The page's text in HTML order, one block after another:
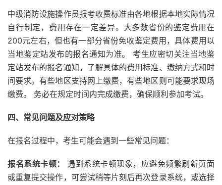
中级消防设施操作员报考收费标准由各地根据本地实际情况
自行制定，费用存在一定差异。大多数省份的鉴定费用在
200元左右，但也有一部分省份免收鉴定费用，具体费用以
当地鉴定站发布的报名通知为准。 考生应密切关注当地鉴
定站发布的报名通知，了解具体的费用标准、缴纳方式和时
间要求。有些地区支持网上缴费，有些地区则可能要求现场
缴费。 务必在规定时间内完成缴费，确保顺利参加考试。
四、常见问题及应对策略
在报名过程中，考生可能会遇到一些常见问题：
报名系统卡顿：
遇到系统卡顿现象，应避免频繁刷新页面
或重复提交操作，可尝试稍等片刻后再次登录系统，或选择